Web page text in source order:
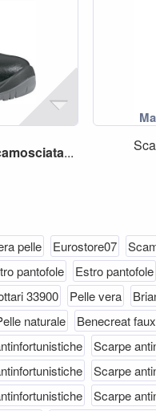
...
pelle Eurostore07
pantofole
Estro pantofole
33900 Pelle vera
naturale
Benecreat faux
Scarpe
Scarpe
Scarpe